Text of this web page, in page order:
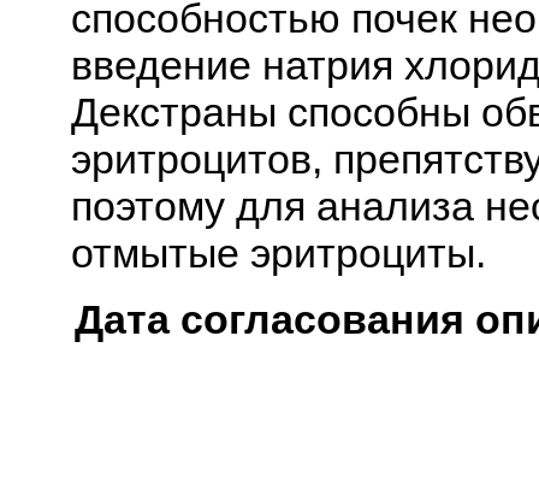
способностью почек
введение натрия
Декстраны способны
эритроцитов,
поэтому для анализа
отмытые эритроциты.
Дата согласования